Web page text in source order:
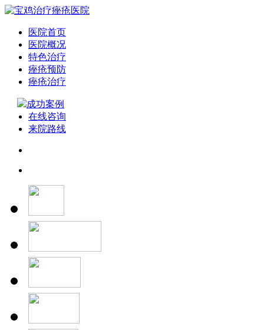
医院首页
医院概况
特色治疗
痤疮预防
痤疮治疗
成功案例
在线咨询
来院路线